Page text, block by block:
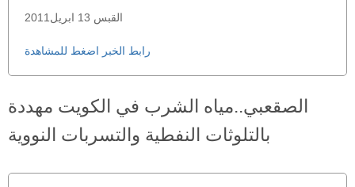
القبس 13 ابريل2011
رابط الخبر اضغط للمشاهدة
الصقعبي..مياه الشرب في الكويت مهددة
بالتلوثات النفطية والتسربات النووية